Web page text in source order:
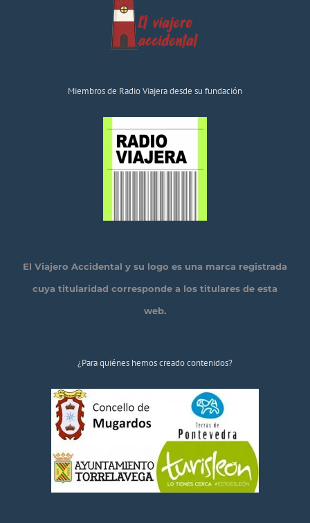
Miembros de Radio Viajera desde su fundación
El Viajero Accidental y su logo es una marca registrada
cuya titularidad corresponde a los titulares de esta
web.
¿Para quiénes hemos creado contenidos?